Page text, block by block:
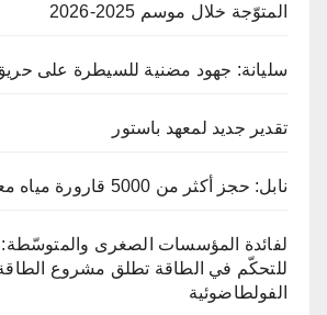
المتوّجة خلال موسم 2025-2026
سليانة: جهود مضنية للسيطرة على
تقدير جديد لمعهد باستور
نابل: حجز أكثر من 5000 قارورة مياه معدنية
لفائدة المؤسسات الصغرى والمتوسّطة:
للتحكّم في الطاقة تطلق مشروع
الفولطاضوئية